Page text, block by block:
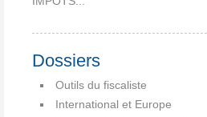
Dossiers
Outils du fiscaliste
International et Europe